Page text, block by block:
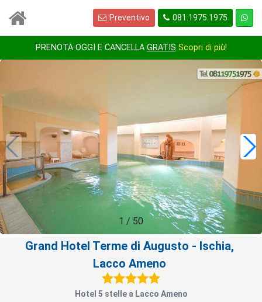
Preventivo 081.1975.1975
PRENOTA OGGI E CANCELLA GRATIS Scopri di più!
1 / 50
Grand Hotel Terme di Augusto - Ischia,
Lacco Ameno
Hotel 5 stelle a Lacco Ameno